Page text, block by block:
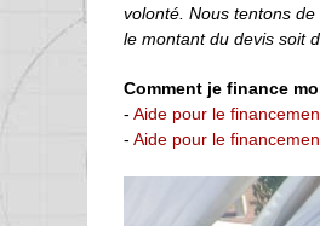
volonté. Nous tentons
le montant du devis soit
Comment je finance
- Aide pour le
- Aide pour le